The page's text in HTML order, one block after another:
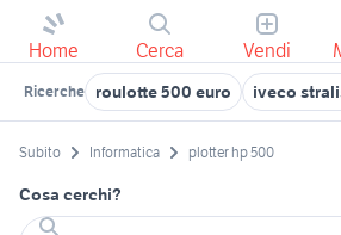
Home Cerca Vendi
Ricerche roulotte 500 euro iveco
Subito Informatica plotter hp 500
Cosa cerchi?